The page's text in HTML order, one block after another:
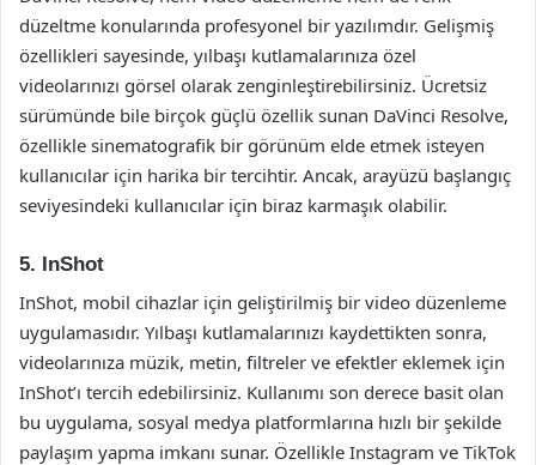
düzeltme konularında profesyonel bir yazılımdır. Gelişmiş
özellikleri sayesinde, yılbaşı kutlamalarınıza özel
videolarınızı görsel olarak zenginleştirebilirsiniz. Ücretsiz
sürümünde bile birçok güçlü özellik sunan DaVinci Resolve,
özellikle sinematografik bir görünüm elde etmek isteyen
kullanıcılar için harika bir tercihtir. Ancak, arayüzü başlangıç
seviyesindeki kullanıcılar için biraz karmaşık olabilir.
5. InShot
InShot, mobil cihazlar için geliştirilmiş bir video düzenleme
uygulamasıdır. Yılbaşı kutlamalarınızı kaydettikten sonra,
videolarınıza müzik, metin, filtreler ve efektler eklemek için
InShot’ı tercih edebilirsiniz. Kullanımı son derece basit olan
bu uygulama, sosyal medya platformlarına hızlı bir şekilde
paylaşım yapma imkanı sunar. Özellikle Instagram ve TikTok